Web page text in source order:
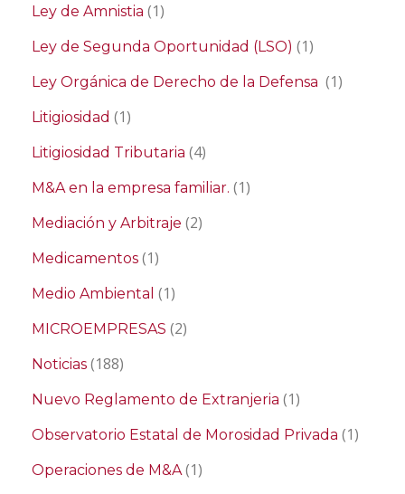
Ley de Amnistia (1)
Ley de Segunda Oportunidad (LSO) (1)
Ley Orgánica de Derecho de la Defensa (1)
Litigiosidad (1)
Litigiosidad Tributaria (4)
M&A en la empresa familiar. (1)
Mediación y Arbitraje (2)
Medicamentos (1)
Medio Ambiental (1)
MICROEMPRESAS (2)
Noticias (188)
Nuevo Reglamento de Extranjeria (1)
Observatorio Estatal de Morosidad Privada (1)
Operaciones de M&A(1)